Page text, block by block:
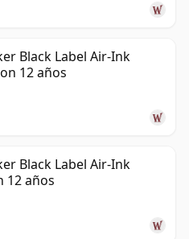
Black Label Air-Ink
12 años
Black Label Air-Ink
12 años